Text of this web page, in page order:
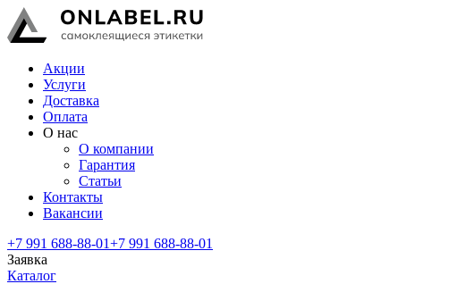
Акции
Услуги
Доставка
Оплата
О нас
О компании
Гарантия
Статьи
Контакты
Вакансии
+7 991 688-88-01+7 991 688-88-01
Заявка
Каталог